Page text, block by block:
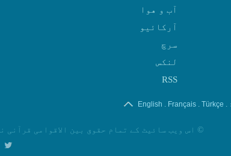
آب و هوا
سرچ
لنکس
RSS
.
Türkçe
.
Français
.
English
© اس ویب سائیٹ کے تمام حقوق بین الاقوامی قرآنی